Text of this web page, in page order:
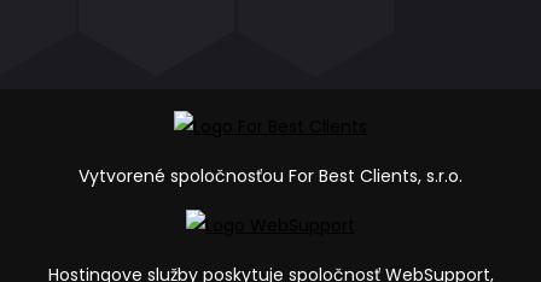
Vytvorené spoločnosťou For Best Clients, s.r.o.
Hostingove služby poskytuje spoločnosť WebSupport,